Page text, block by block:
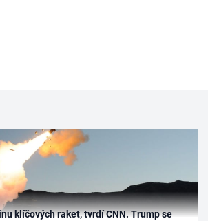
klíčových raket, tvrdí CNN. Trump se